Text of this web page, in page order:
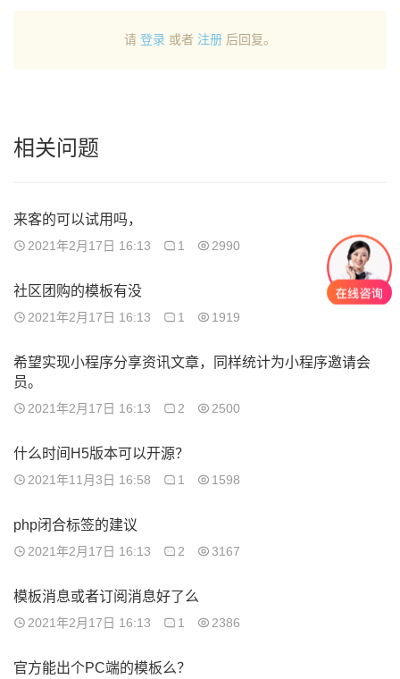
请 登录 或者 注册 后回复。
相关问题
来客的可以试用吗，
2021年2月17日 16:13 1 2990
社区团购的模板有没
2021年2月17日 16:13 1 1919
希望实现小程序分享资讯文章，同样统计为小程序邀请会
员。
2021年2月17日 16:13 2 2500
什么时间H5版本可以开源？
2021年11月3日 16:58 1 1598
php闭合标签的建议
2021年2月17日 16:13 2 3167
模板消息或者订阅消息好了么
2021年2月17日 16:13 1 2386
官方能出个PC端的模板么？